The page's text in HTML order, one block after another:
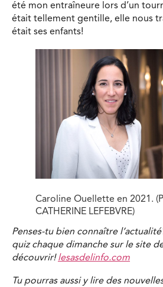
été mon entraîneure lors d’un
était tellement gentille, elle nous
était ses enfants!
Caroline Ouellette en 2021.
CATHERINE LEFEBVRE)
Penses-tu bien connaître
quiz chaque dimanche sur le site
découvrir!lesasdelinfo.com
Tu pourras aussi y lire des